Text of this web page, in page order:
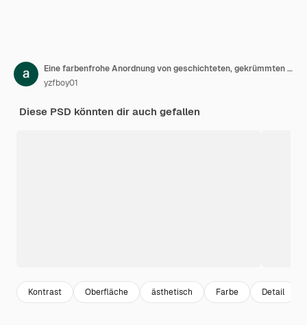
Eine farbenfrohe Anordnung von geschichteten, gekrümmten Formen in verschiedenen Farbtönen
yzfboy01
Diese PSD könnten dir auch gefallen
Kontrast Oberfläche ästhetisch Farbe Detail